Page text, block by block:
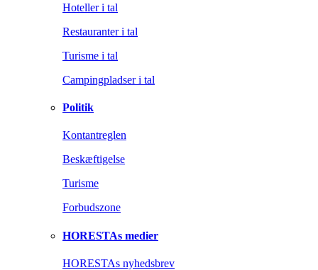
Hoteller i tal
Restauranter i tal
Turisme i tal
Campingpladser i tal
Politik
Kontantreglen
Beskæftigelse
Turisme
Forbudszone
HORESTAs medier
HORESTAs nyhedsbrev